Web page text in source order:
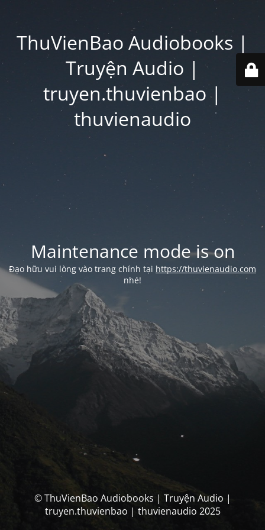
ThuVienBao Audiobooks |
Truyện Audio |
truyen.thuvienbao |
thuvienaudio
Maintenance mode is on
Đạo hữu vui lòng vào trang chính tại https://thuvienaudio.com
nhé!
© ThuVienBao Audiobooks | Truyện Audio |
truyen.thuvienbao | thuvienaudio 2025